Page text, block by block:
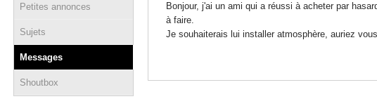
Petites annonces
Sujets
Messages
Shoutbox
Bonjour, j'ai un ami qui a réussi à acheter par
à faire.
Je souhaiterais lui installer atmosphère, auriez